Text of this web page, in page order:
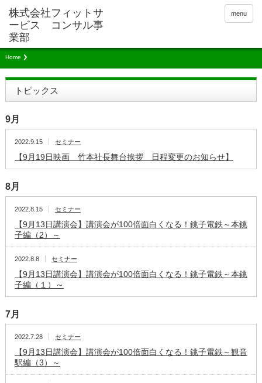
menu
Home
トピックス
9月
2022.9.15 セミナー
【9月19日映画 竹本社長舞台挨拶 日程変更のお知らせ】
8月
2022.8.15 セミナー
【9月13日講演会】講演会が100倍面白くなる！銚子電鉄～本銚
子編（2）～
2022.8.8 セミナー
【9月13日講演会】講演会が100倍面白くなる！銚子電鉄～本銚
子編（１）～
7月
2022.7.28 セミナー
【9月13日講演会】講演会が100倍面白くなる！銚子電鉄～観音
駅編（3）～